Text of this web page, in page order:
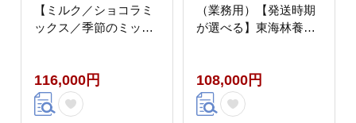
【ミルク／ショコラミ
ックス／季節のミック
116,000円
（業務用）【発送時期
が選べる】東海林養鶏
ヵ月 10カ月 10ケ月 開
始時期選べる [東海林養
鶏場 ひとたま 卵 玉子
108,000円